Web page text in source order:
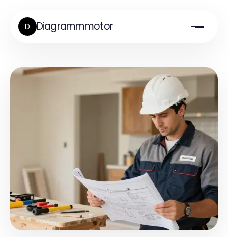
D Diagrammmotor